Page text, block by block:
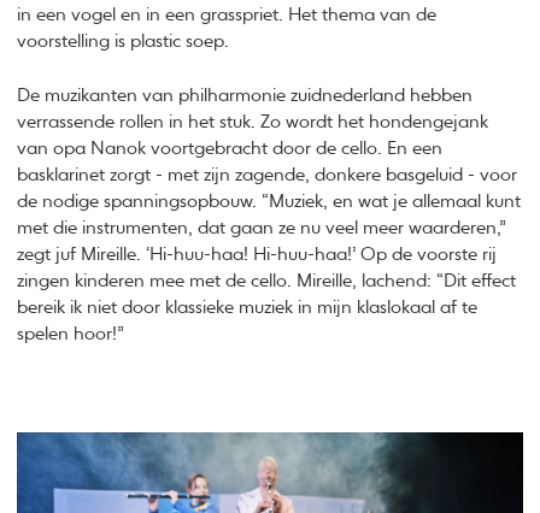
in een vogel en in een grasspriet. Het thema van de
voorstelling is plastic soep.
De muzikanten van philharmonie zuidnederland hebben
verrassende rollen in het stuk. Zo wordt het hondengejank
van opa Nanok voortgebracht door de cello. En een
basklarinet zorgt - met zijn zagende, donkere basgeluid - voor
de nodige spanningsopbouw. “Muziek, en wat je allemaal kunt
met die instrumenten, dat gaan ze nu veel meer waarderen,”
zegt juf Mireille. ‘Hi-huu-haa! Hi-huu-haa!’ Op de voorste rij
zingen kinderen mee met de cello. Mireille, lachend: “Dit effect
bereik ik niet door klassieke muziek in mijn klaslokaal af te
spelen hoor!”